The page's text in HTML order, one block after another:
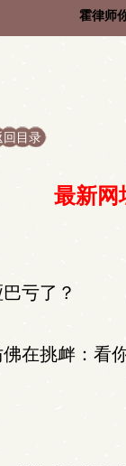
霍律师
回目录
最新网
亏了？
在挑衅：看